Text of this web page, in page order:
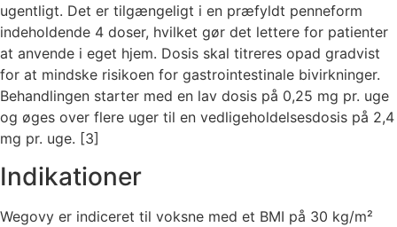
ugentligt. Det er tilgængeligt i en præfyldt penneform
indeholdende 4 doser, hvilket gør det lettere for patienter
at anvende i eget hjem. Dosis skal titreres opad gradvist
for at mindske risikoen for gastrointestinale bivirkninger.
Behandlingen starter med en lav dosis på 0,25 mg pr. uge
og øges over flere uger til en vedligeholdelsesdosis på 2,4
mg pr. uge. [3]
Indikationer
Wegovy er indiceret til voksne med et BMI på 30 kg/m²